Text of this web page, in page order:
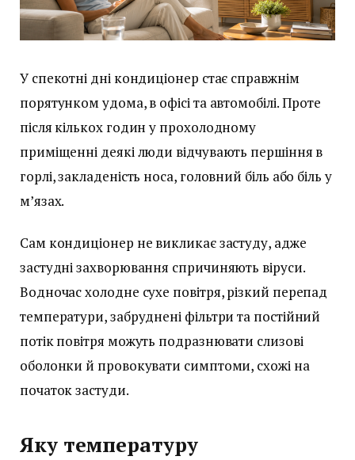
У спекотні дні кондиціонер стає справжнім
порятунком удома, в офісі та автомобілі. Проте
після кількох годин у прохолодному
приміщенні деякі люди відчувають першіння в
горлі, закладеність носа, головний біль або біль у
м’язах.
Сам кондиціонер не викликає застуду, адже
застудні захворювання спричиняють віруси.
Водночас холодне сухе повітря, різкий перепад
температури, забруднені фільтри та постійний
потік повітря можуть подразнювати слизові
оболонки й провокувати симптоми, схожі на
початок застуди.
Яку температуру